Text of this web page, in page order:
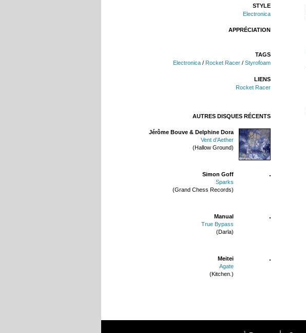
STYLE
Electronica
APPRÉCIATION
TAGS
Electronica / Rocket Racer / Styrofoam
LIENS
Rocket Racer
AUTRES DISQUES RÉCENTS
Jérôme Bouve & Delphine Dora
Vent d’Aether
(Hallow Ground)
Simon Goff
Sparks
(Grand Chess Records)
Manual
True Bypass
(Darla)
Meitei
Agate
(Kitchen.)